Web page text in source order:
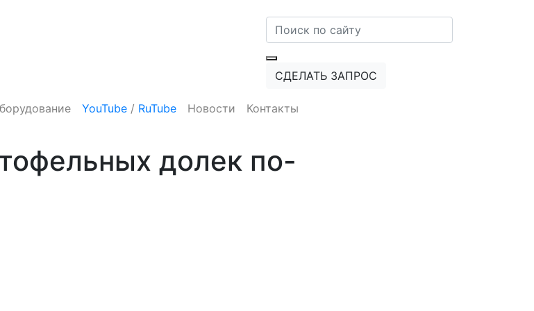
СДЕЛАТЬ ЗАПРОС
YouTube / RuTube Новости
Контакты
долек по-